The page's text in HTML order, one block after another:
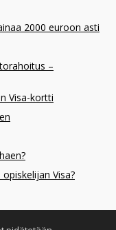
2000 euroon asti
–
Visa-kortti
Visa?